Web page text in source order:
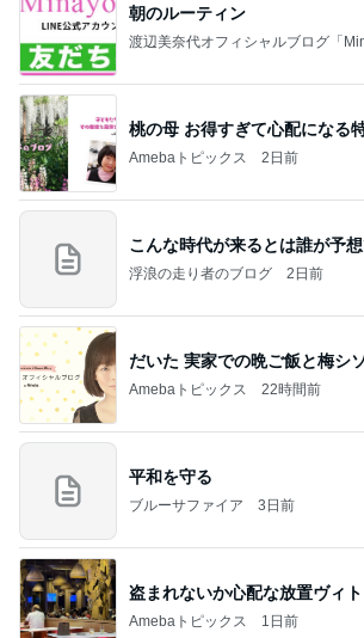
朝のルーティン
渡辺美奈代オフィシャルブログ「
桃の母 お得すぎて心配になる
Amebaトピックス 2日前
こんな時代が来るとは誰が予
浮浪の走り者のブログ 2日前
だいた 実家での晩ご飯と梅シ
Amebaトピックス 22時間前
平和を守る
ブルーサファイア 3日前
盗まれないか心配な放置ヴィ
Amebaトピックス 1日前